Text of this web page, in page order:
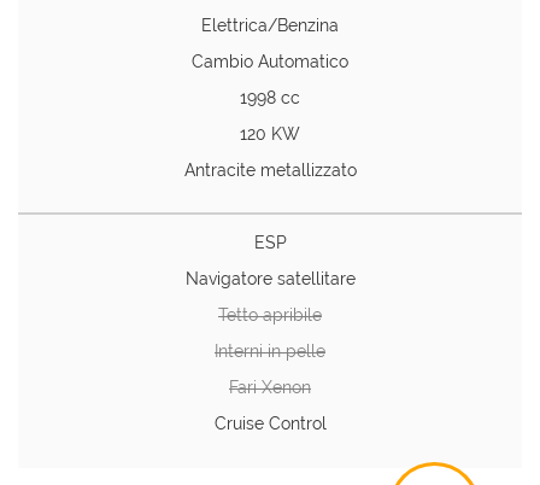
Elettrica/Benzina
Cambio Automatico
1998 cc
120 KW
Antracite metallizzato
ESP
Navigatore satellitare
Tetto apribile
Interni in pelle
Fari Xenon
Cruise Control